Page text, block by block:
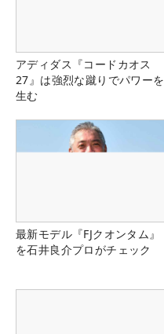
アディダス『コードカオス
27』は強烈な蹴りでパワーを
生む
最新モデル『FJクオンタム』
を石井良介プロがチェック